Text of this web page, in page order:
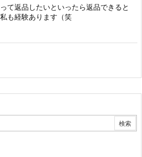
て返品したいといったら返品できると
も経験あります（笑